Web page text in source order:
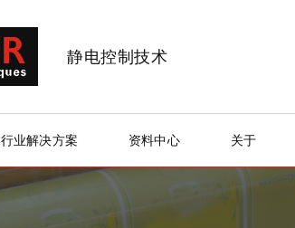
静电控制技术
行业解决方案 资料中心 关于